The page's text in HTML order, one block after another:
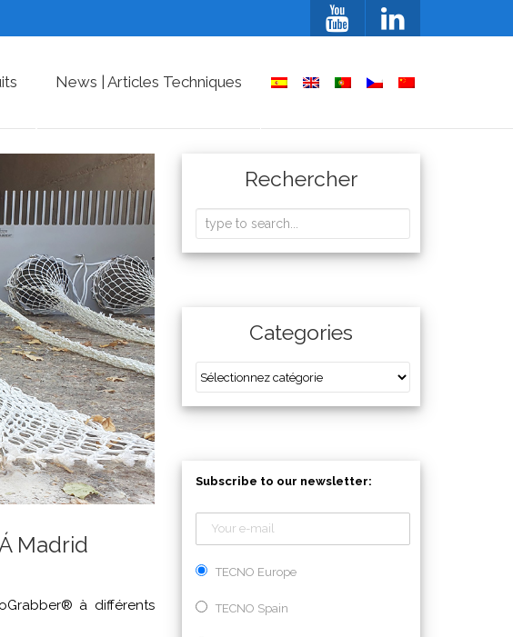
News | Articles Techniques
Madrid
à différents
Rechercher
Categories
Subscribe to our newsletter:
TECNO Europe
TECNO Spain